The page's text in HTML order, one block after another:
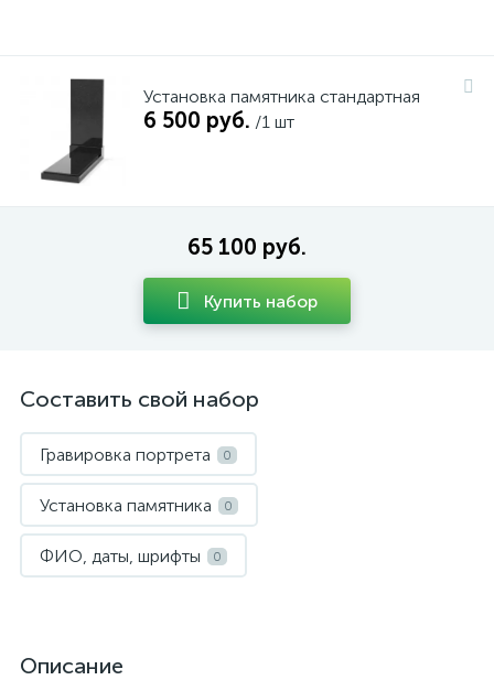
Установка памятника стандартная
6 500 руб. /1 шт
65 100 руб.
Купить набор
Составить свой набор
Гравировка портрета 0
Установка памятника 0
ФИО, даты, шрифты 0
Описание